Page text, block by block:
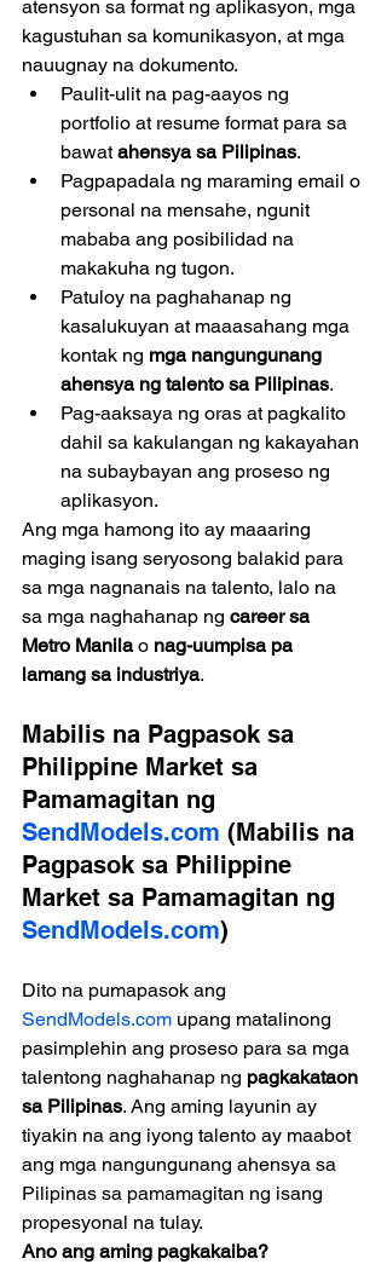
atensyon sa format ng aplikasyon, mga
kagustuhan sa komunikasyon, at mga
nauugnay na dokumento.
Paulit-ulit na pag-aayos ng
portfolio at resume format para sa
bawat ahensya sa Pilipinas.
Pagpapadala ng maraming email o
personal na mensahe, ngunit
mababa ang posibilidad na
makakuha ng tugon.
Patuloy na paghahanap ng
kasalukuyan at maaasahang mga
kontak ng mga nangungunang
ahensya ng talento sa Pilipinas.
Pag-aaksaya ng oras at pagkalito
dahil sa kakulangan ng kakayahan
na subaybayan ang proseso ng
aplikasyon.
Ang mga hamong ito ay maaaring
maging isang seryosong balakid para
sa mga nagnanais na talento, lalo na
sa mga naghahanap ng career sa
Metro Manila o nag-uumpisa pa
lamang sa industriya.
Mabilis na Pagpasok sa
Philippine Market sa
Pamamagitan ng
SendModels.com (Mabilis na
Pagpasok sa Philippine
Market sa Pamamagitan ng
SendModels.com)
Dito na pumapasok ang
SendModels.com upang matalinong
pasimplehin ang proseso para sa mga
talentong naghahanap ng pagkakataon
sa Pilipinas. Ang aming layunin ay
tiyakin na ang iyong talento ay maabot
ang mga nangungunang ahensya sa
Pilipinas sa pamamagitan ng isang
propesyonal na tulay.
Ano ang aming pagkakaiba?